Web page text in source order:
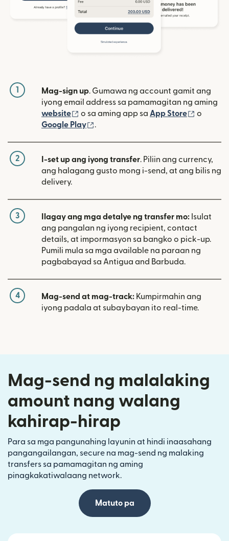
1 Mag-sign up. Gumawa ng account gamit ang
iyong email address sa pamamagitan ng aming
website
(bubukas sa bagong window)
o sa aming app sa App Store
o
Google Play
(bubukas sa bagong window)
.
2 I-set up ang iyong transfer. Piliin ang currency,
ang halagang gusto mong i-send, at ang bilis ng
delivery.
3 Ilagay ang mga detalye ng transfer mo: Isulat
ang pangalan ng iyong recipient, contact
details, at impormasyon sa bangko o pick-up.
Pumili mula sa mga available na paraan ng
pagbabayad sa Antigua and Barbuda.
4 Mag-send at mag-track: Kumpirmahin ang
iyong padala at subaybayan ito real-time.
Mag-send ng malalaking
amount nang walang
kahirap-hirap
Para sa mga pangunahing layunin at hindi inaasahang
pangangailangan, secure na mag-send ng malaking
transfers sa pamamagitan ng aming
pinagkakatiwalaang network.
Matuto pa